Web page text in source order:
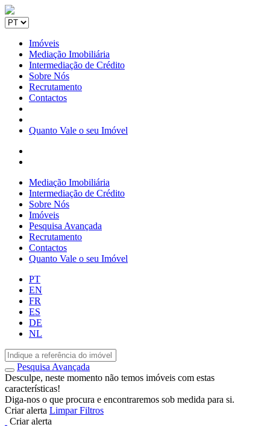
Imóveis
Mediação Imobiliária
Intermediação de Crédito
Sobre Nós
Recrutamento
Contactos
Quanto Vale o seu Imóvel
Mediação Imobiliária
Intermediação de Crédito
Sobre Nós
Imóveis
Pesquisa Avançada
Recrutamento
Contactos
Quanto Vale o seu Imóvel
PT
EN
FR
ES
DE
NL
Pesquisa Avançada
Desculpe, neste momento não temos imóveis com estas
características!
Diga-nos o que procura e encontraremos sob medida para si.
Criar alerta Limpar Filtros
Criar alerta